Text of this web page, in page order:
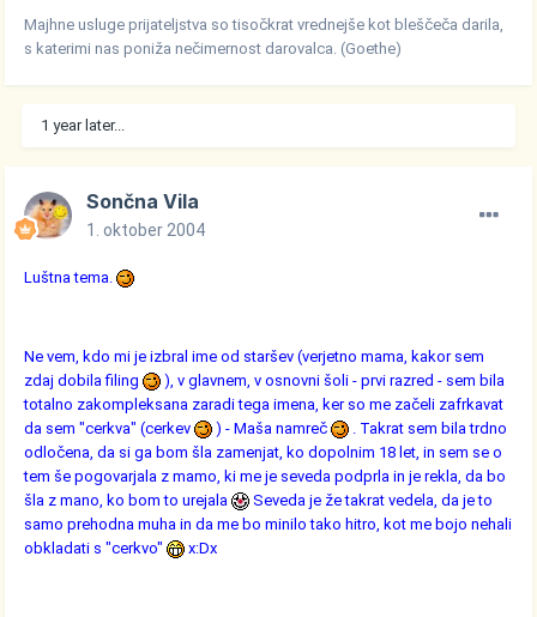
Majhne usluge prijateljstva so tisočkrat vrednejše kot bleščeča darila,
s katerimi nas poniža nečimernost darovalca. (Goethe)
1 year later...
Sončna Vila
1. oktober 2004
Luštna tema.
Ne vem, kdo mi je izbral ime od staršev (verjetno mama, kakor sem
zdaj dobila filing
), v glavnem, v osnovni šoli - prvi razred - sem bila
totalno zakompleksana zaradi tega imena, ker so me začeli zafrkavat
da sem "cerkva" (cerkev
) - Maša namreč
. Takrat sem bila trdno
odločena, da si ga bom šla zamenjat, ko dopolnim 18 let, in sem se o
tem še pogovarjala z mamo, ki me je seveda podprla in je rekla, da bo
šla z mano, ko bom to urejala
Seveda je že takrat vedela, da je to
samo prehodna muha in da me bo minilo tako hitro, kot me bojo nehali
obkladati s "cerkvo"
x:Dx